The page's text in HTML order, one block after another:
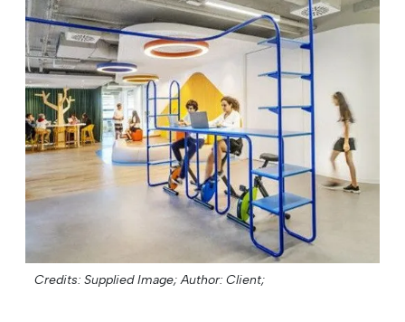
Credits: Supplied Image; Author: Client;